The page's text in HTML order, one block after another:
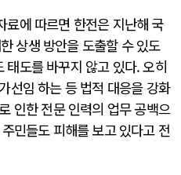
료에 따르면 한전은 지난해 국
상생 방안을 도출할 수 있도
태도를 바꾸지 않고 있다. 오히
선임 하는 등 법적 대응을 강화
인한 전문 인력의 업무 공백으
민들도 피해를 보고 있다고 전